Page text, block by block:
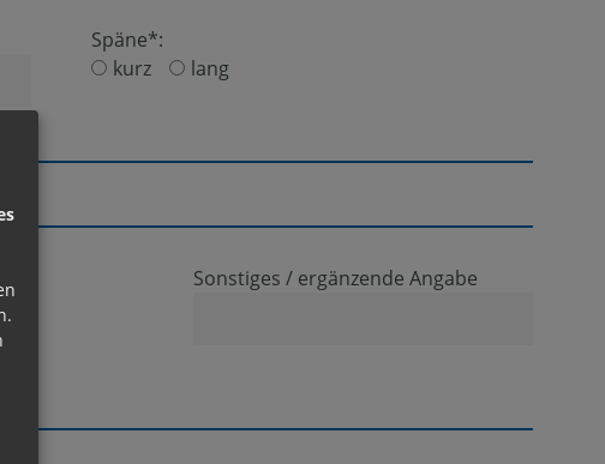
Späne*:
kurz
lang
Sonstiges / ergänzende Angabe